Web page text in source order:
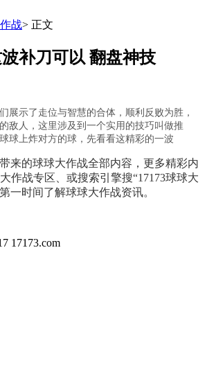
战> 正文
补刀可以 翻盘神技
展示了走位与智慧的合体，顺利反败为胜，
敌人，这里涉及到一个实用的技巧叫做推
球上炸对方的球，先看看这精彩的一波
来的球球大作战全部内容，更多精彩内
作战专区、或搜索引擎搜“17173球球大
一时间了解球球大作战资讯。
17173.com